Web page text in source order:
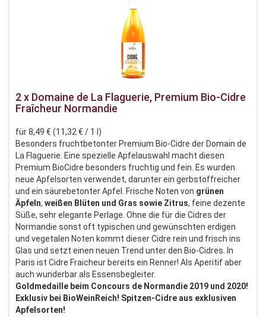
2 x Domaine de La Flaguerie, Premium Bio-Cidre
Fraîcheur Normandie
für 8,49 € (11,32 € / 1 l)
Besonders fruchtbetonter Premium Bio-Cidre der Domain de
La Flaguerie. Eine spezielle Apfelauswahl macht diesen
Premium BioCidre besonders fruchtig und fein. Es wurden
neue Apfelsorten verwendet, darunter ein gerbstoffreicher
und ein säurebetonter Apfel. Frische Noten von grünen
Äpfeln, weißen Blüten und Gras sowie Zitrus, feine dezente
Süße, sehr elegante Perlage. Ohne die für die Cidres der
Normandie sonst oft typischen und gewünschten erdigen
und vegetalen Noten kommt dieser Cidre rein und frisch ins
Glas und setzt einen neuen Trend unter den Bio-Cidres. In
Paris ist Cidre Fraicheur bereits ein Renner! Als Aperitif aber
auch wunderbar als Essensbegleiter.
Goldmedaille beim Concours de Normandie 2019 und 2020!
Exklusiv bei BioWeinReich! Spitzen-Cidre aus exklusiven
Apfelsorten!